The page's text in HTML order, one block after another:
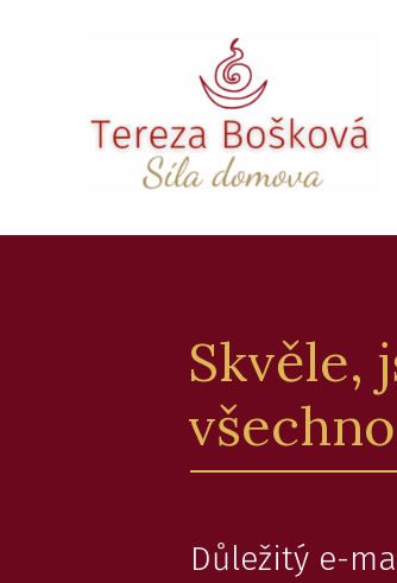
Skvěle,
Důležitý e-